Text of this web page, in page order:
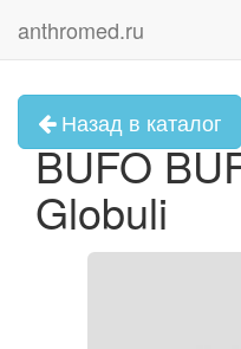
anthromed.ru
Назад в каталог
BUFO
Globuli